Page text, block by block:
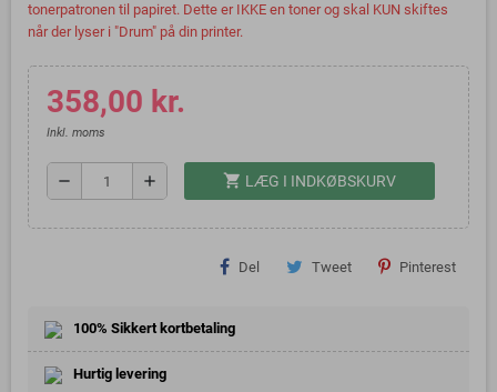
tonerpatronen til papiret. Dette er IKKE en toner og skal KUN skiftes
når der lyser i "Drum" på din printer.
358,00 kr.
Inkl. moms
remove add shopping_cart LÆG I INDKØBSKURV
Del Tweet Pinterest
100% Sikkert kortbetaling
Hurtig levering